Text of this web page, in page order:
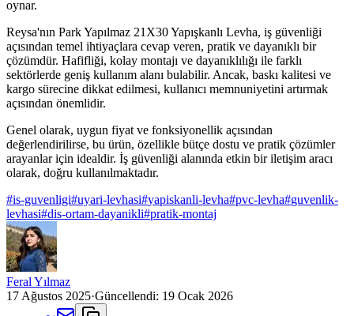
oynar.
Reysa'nın Park Yapılmaz 21X30 Yapışkanlı Levha, iş güvenliği
açısından temel ihtiyaçlara cevap veren, pratik ve dayanıklı bir
çözümdür. Hafifliği, kolay montajı ve dayanıklılığı ile farklı
sektörlerde geniş kullanım alanı bulabilir. Ancak, baskı kalitesi ve
kargo sürecine dikkat edilmesi, kullanıcı memnuniyetini artırmak
açısından önemlidir.
Genel olarak, uygun fiyat ve fonksiyonellik açısından
değerlendirilirse, bu ürün, özellikle bütçe dostu ve pratik çözümler
arayanlar için idealdir. İş güvenliği alanında etkin bir iletişim aracı
olarak, doğru kullanılmaktadır.
#is-guvenligi#uyari-levhasi#yapiskanli-levha#pvc-levha#guvenlik-
levhasi#dis-ortam-dayanikli#pratik-montaj
Feral Yılmaz
17 Ağustos 2025·Güncellendi: 19 Ocak 2026